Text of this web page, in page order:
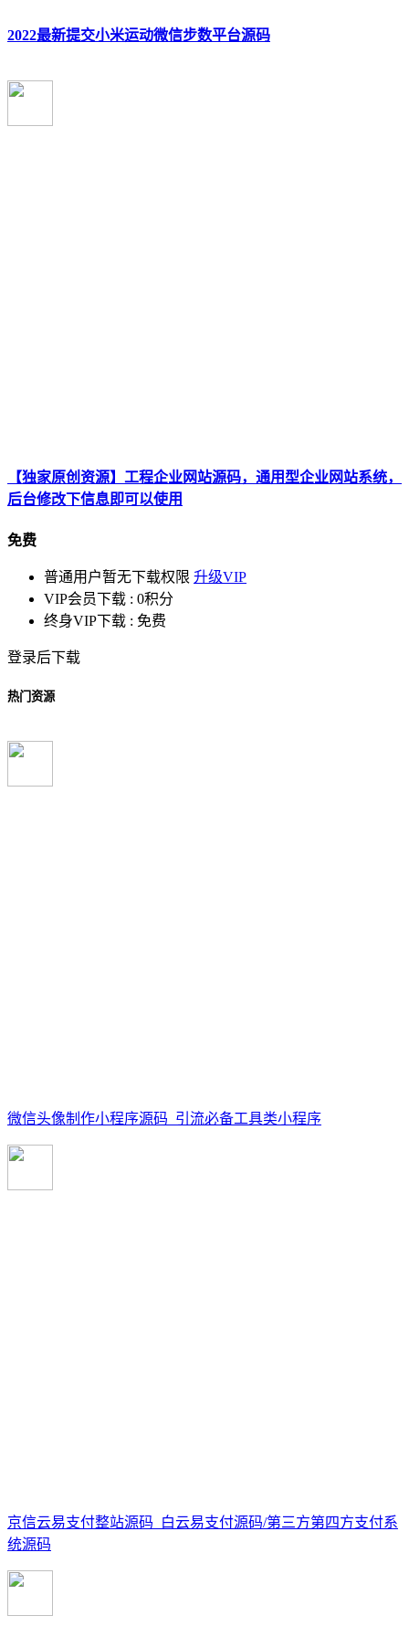
2022最新提交小米运动微信步数平台源码
【独家原创资源】工程企业网站源码，通用型企业网站系统，
后台修改下信息即可以使用
免费
普通用户暂无下载权限 升级VIP
VIP会员下载 : 0积分
终身VIP下载 : 免费
登录后下载
热门资源
微信头像制作小程序源码_引流必备工具类小程序
京信云易支付整站源码_白云易支付源码/第三方第四方支付系
统源码